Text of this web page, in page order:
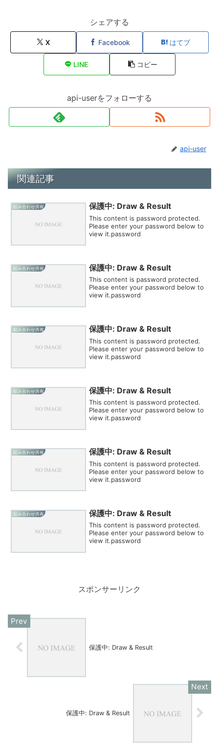
シェアする
X Facebook はてブ
LINE コピー
api-userをフォローする
api-user
関連記事
組み合わせ共有 保護中: Draw & Result
This content is password protected.
Please enter your password below to
view it.password
組み合わせ共有 保護中: Draw & Result
This content is password protected.
Please enter your password below to
view it.password
組み合わせ共有 保護中: Draw & Result
This content is password protected.
Please enter your password below to
view it.password
組み合わせ共有 保護中: Draw & Result
This content is password protected.
Please enter your password below to
view it.password
組み合わせ共有 保護中: Draw & Result
This content is password protected.
Please enter your password below to
view it.password
組み合わせ共有 保護中: Draw & Result
This content is password protected.
Please enter your password below to
view it.password
スポンサーリンク
保護中: Draw & Result
保護中: Draw & Result